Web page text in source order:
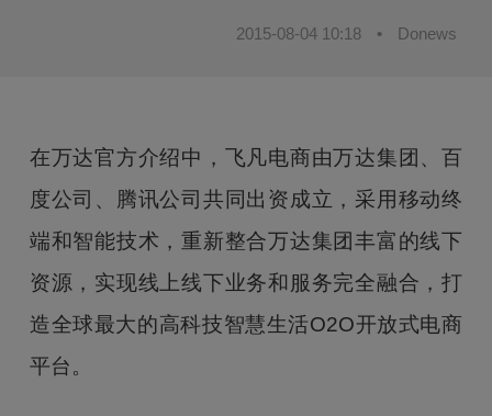
2015-08-04 10:18 • Donews
在万达官方介绍中，飞凡电商由万达集团、百
度公司、腾讯公司共同出资成立，采用移动终
端和智能技术，重新整合万达集团丰富的线下
资源，实现线上线下业务和服务完全融合，打
造全球最大的高科技智慧生活O2O开放式电商
平台。